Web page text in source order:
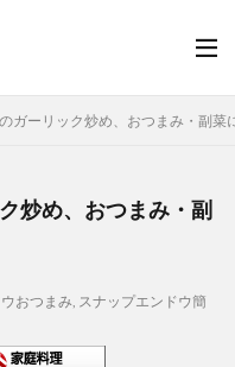
ガーリック炒め、おつまみ・副菜
炒め、おつまみ・副
おつまみ, スナップエンドウ簡